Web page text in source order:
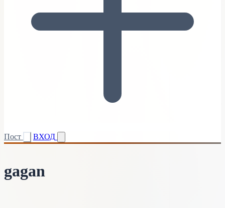
Пост ВХОД
gagan